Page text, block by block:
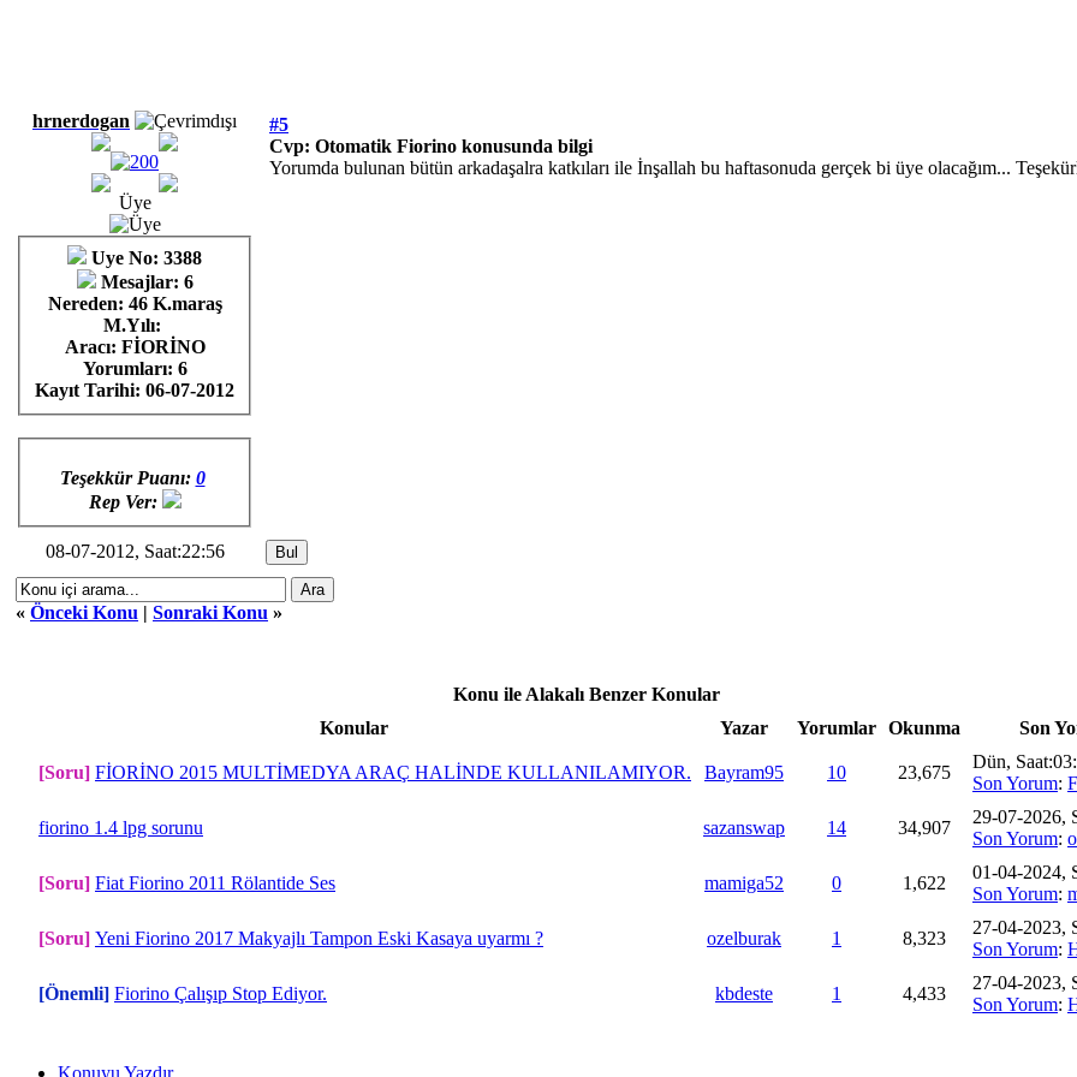
hrnerdogan
Üye
Uye No: 3388
Mesajlar: 6
Nereden: 46 K.maraş
M.Yılı:
Aracı: FİORİNO
Yorumları: 6
Kayıt Tarihi: 06-07-2012
Teşekkür Puanı: 0
Rep Ver:
#5
Cvp: Otomatik Fiorino konusunda bilgi
Yorumda bulunan bütün arkadaşalra katkıları ile İnşallah bu haftasonuda gerçek bi üye olacağım...
08-07-2012, Saat:22:56
« Önceki Konu | Sonraki Konu »
Konu ile Alakalı Benzer Konular
Konular
Yazar Yorumlar Okunma Son
[Soru] FİORİNO 2015 MULTİMEDYA ARAÇ HALİNDE KULLANILAMIYOR. Bayram95 10 23,675
Dün,
Son Yorum:
fiorino 1.4 lpg sorunu sazanswap 14 34,907
29-07-2026,
Son Yorum:
[Soru] Fiat Fiorino 2011 Rölantide Ses mamiga52 0 1,622
01-04-2024,
Son Yorum:
[Soru] Yeni Fiorino 2017 Makyajlı Tampon Eski Kasaya uyarmı ? ozelburak 1 8,323
27-04-2023,
Son Yorum:
[Önemli] Fiorino Çalışıp Stop Ediyor. kbdeste 1 4,433
27-04-2023,
Son Yorum:
Konuyu Yazdır